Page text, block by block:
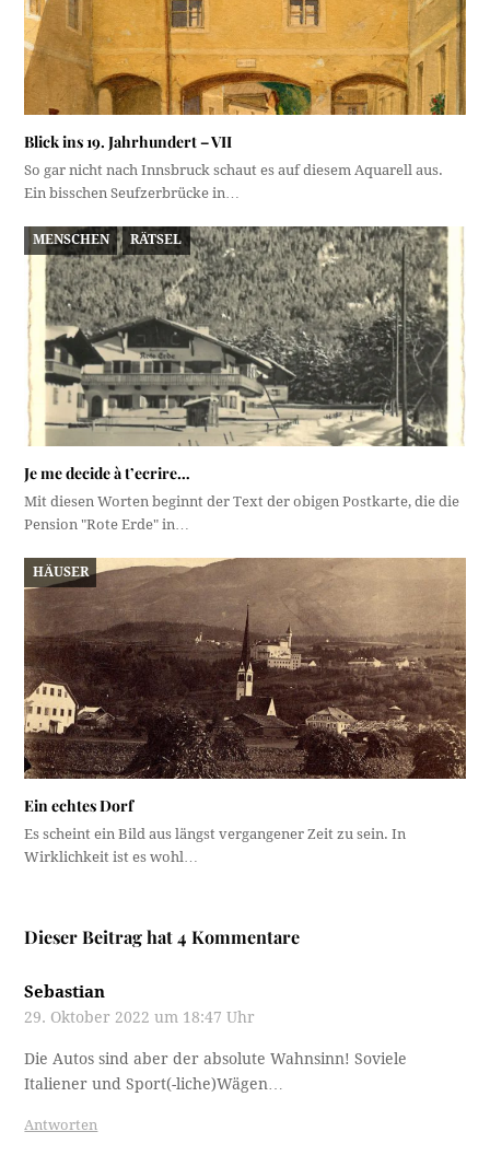
Blick ins 19. Jahrhundert – VII
So gar nicht nach Innsbruck schaut es auf diesem Aquarell aus.
Ein bisschen Seufzerbrücke in…
MENSCHEN RÄTSEL
Je me decide à t’ecrire…
Mit diesen Worten beginnt der Text der obigen Postkarte, die die
Pension "Rote Erde" in…
HÄUSER
Ein echtes Dorf
Es scheint ein Bild aus längst vergangener Zeit zu sein. In
Wirklichkeit ist es wohl…
Dieser Beitrag hat 4 Kommentare
Sebastian
29. Oktober 2022 um 18:47 Uhr
Die Autos sind aber der absolute Wahnsinn! Soviele
Italiener und Sport(-liche)Wägen…
Antworten